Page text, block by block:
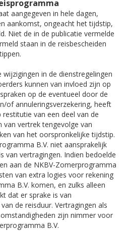
aangegeven in hele dagen,
aankomst, ongeacht het tijdstip,
Niet de in de publicatie vermelde
staan in de reisbescheiden
in de dienstregelingen
kunnen van invloed zijn op
op de eventueel door de
of annuleringsverzekering, heeft
van een deel van de
vertrek tengevolge van
van het oorspronkelijke tijdstip.
B.V. niet aansprakelijk
van vertragingen. Indien bedoelde
aan de NKBV-Zomerprogramma
van extra logies voor rekening
B.V. komen, en zulks alleen
dat er sprake is van
de reisduur. Vertragingen als
zijn nimmer voor
B.V.